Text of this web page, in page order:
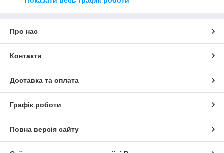
Про нас
Контакти
Доставка та оплата
Графік роботи
Повна версія сайту